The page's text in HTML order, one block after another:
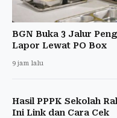
BGN Buka 3 Jalur
Lapor Lewat PO Box
9 jam lalu
Hasil PPPK Sekolah
Ini Link dan Cara Cek